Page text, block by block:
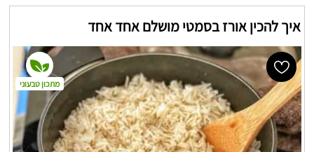
איך להכין אורז בסמטי מושלם אחד אחד
מתכון טבעוני